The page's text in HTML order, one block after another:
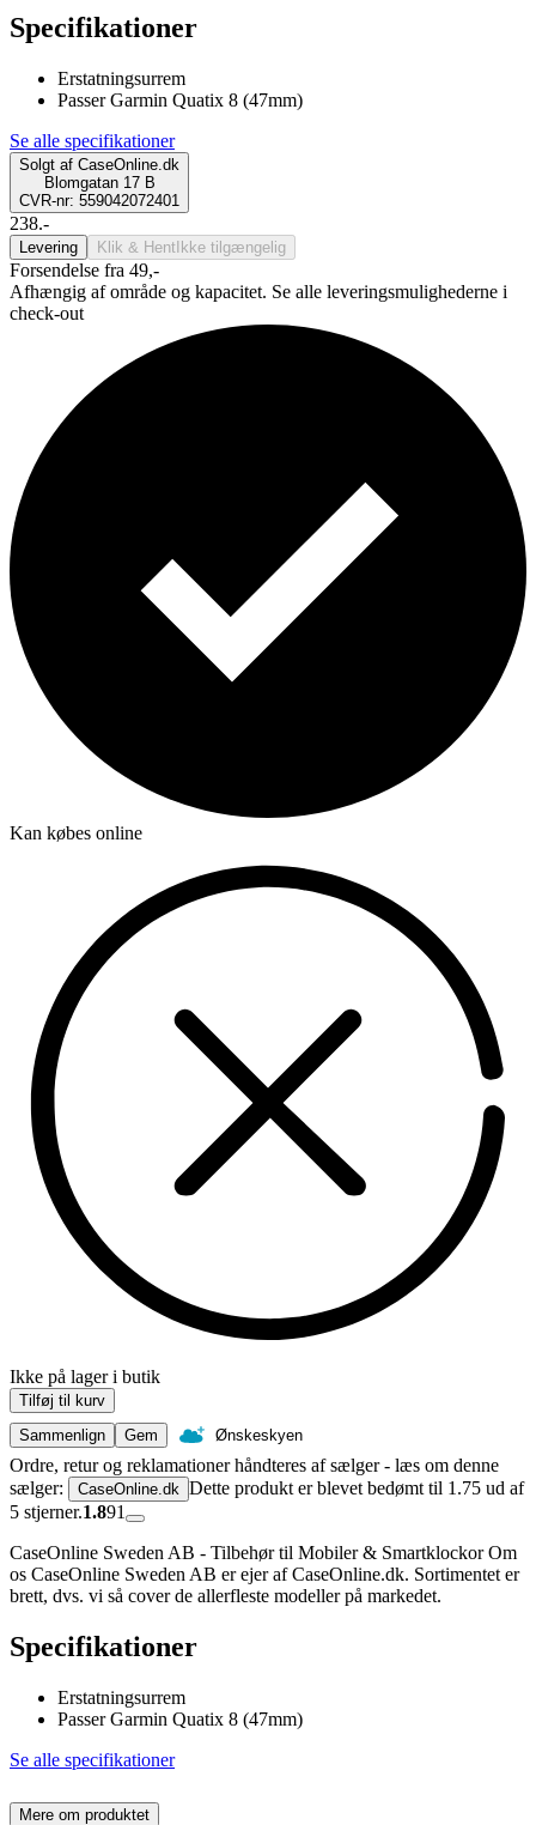
Specifikationer
Erstatningsurrem
Passer Garmin Quatix 8 (47mm)
Se alle specifikationer
Solgt af CaseOnline.dk
Blomgatan 17 B
CVR-nr: 559042072401
238.-
Levering Klik & Hent Ikke tilgængelig
Forsendelse fra 49,-
Afhængig af område og kapacitet. Se alle leveringsmulighederne i
check-out
Kan købes online
Ikke på lager i butik
Tilføj til kurv
Sammenlign
Gem Ønskeskyen
Ordre, retur og reklamationer håndteres af sælger - læs om denne
sælger:
CaseOnline.dk Dette produkt er blevet bedømt til 1.75 ud af
5 stjerner.1.891
CaseOnline Sweden AB - Tilbehør til Mobiler & Smartklockor Om
os CaseOnline Sweden AB er ejer af CaseOnline.dk. Sortimentet er
brett, dvs. vi så cover de allerfleste modeller på markedet.
Specifikationer
Erstatningsurrem
Passer Garmin Quatix 8 (47mm)
Se alle specifikationer
Mere om produktet